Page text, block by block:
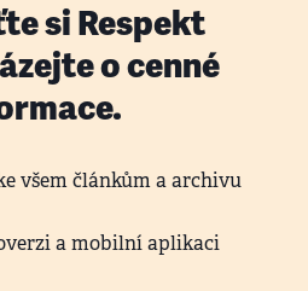
si Respekt
o cenné
všem článkům a archivu
a mobilní aplikaci